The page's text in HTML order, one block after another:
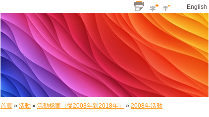
English
首頁 » 活動 » 活動檔案（從2008年到2018年） » 2008年活動